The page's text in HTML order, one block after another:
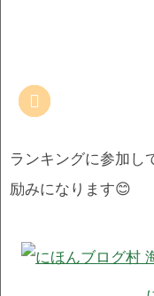
ランキングに参加し
励みになります😊